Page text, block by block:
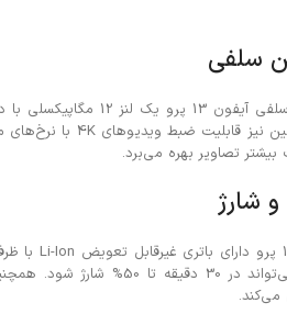
سلفی
بیشتر تصاویر بهره می‌برد.
و شارژ
می‌کند.